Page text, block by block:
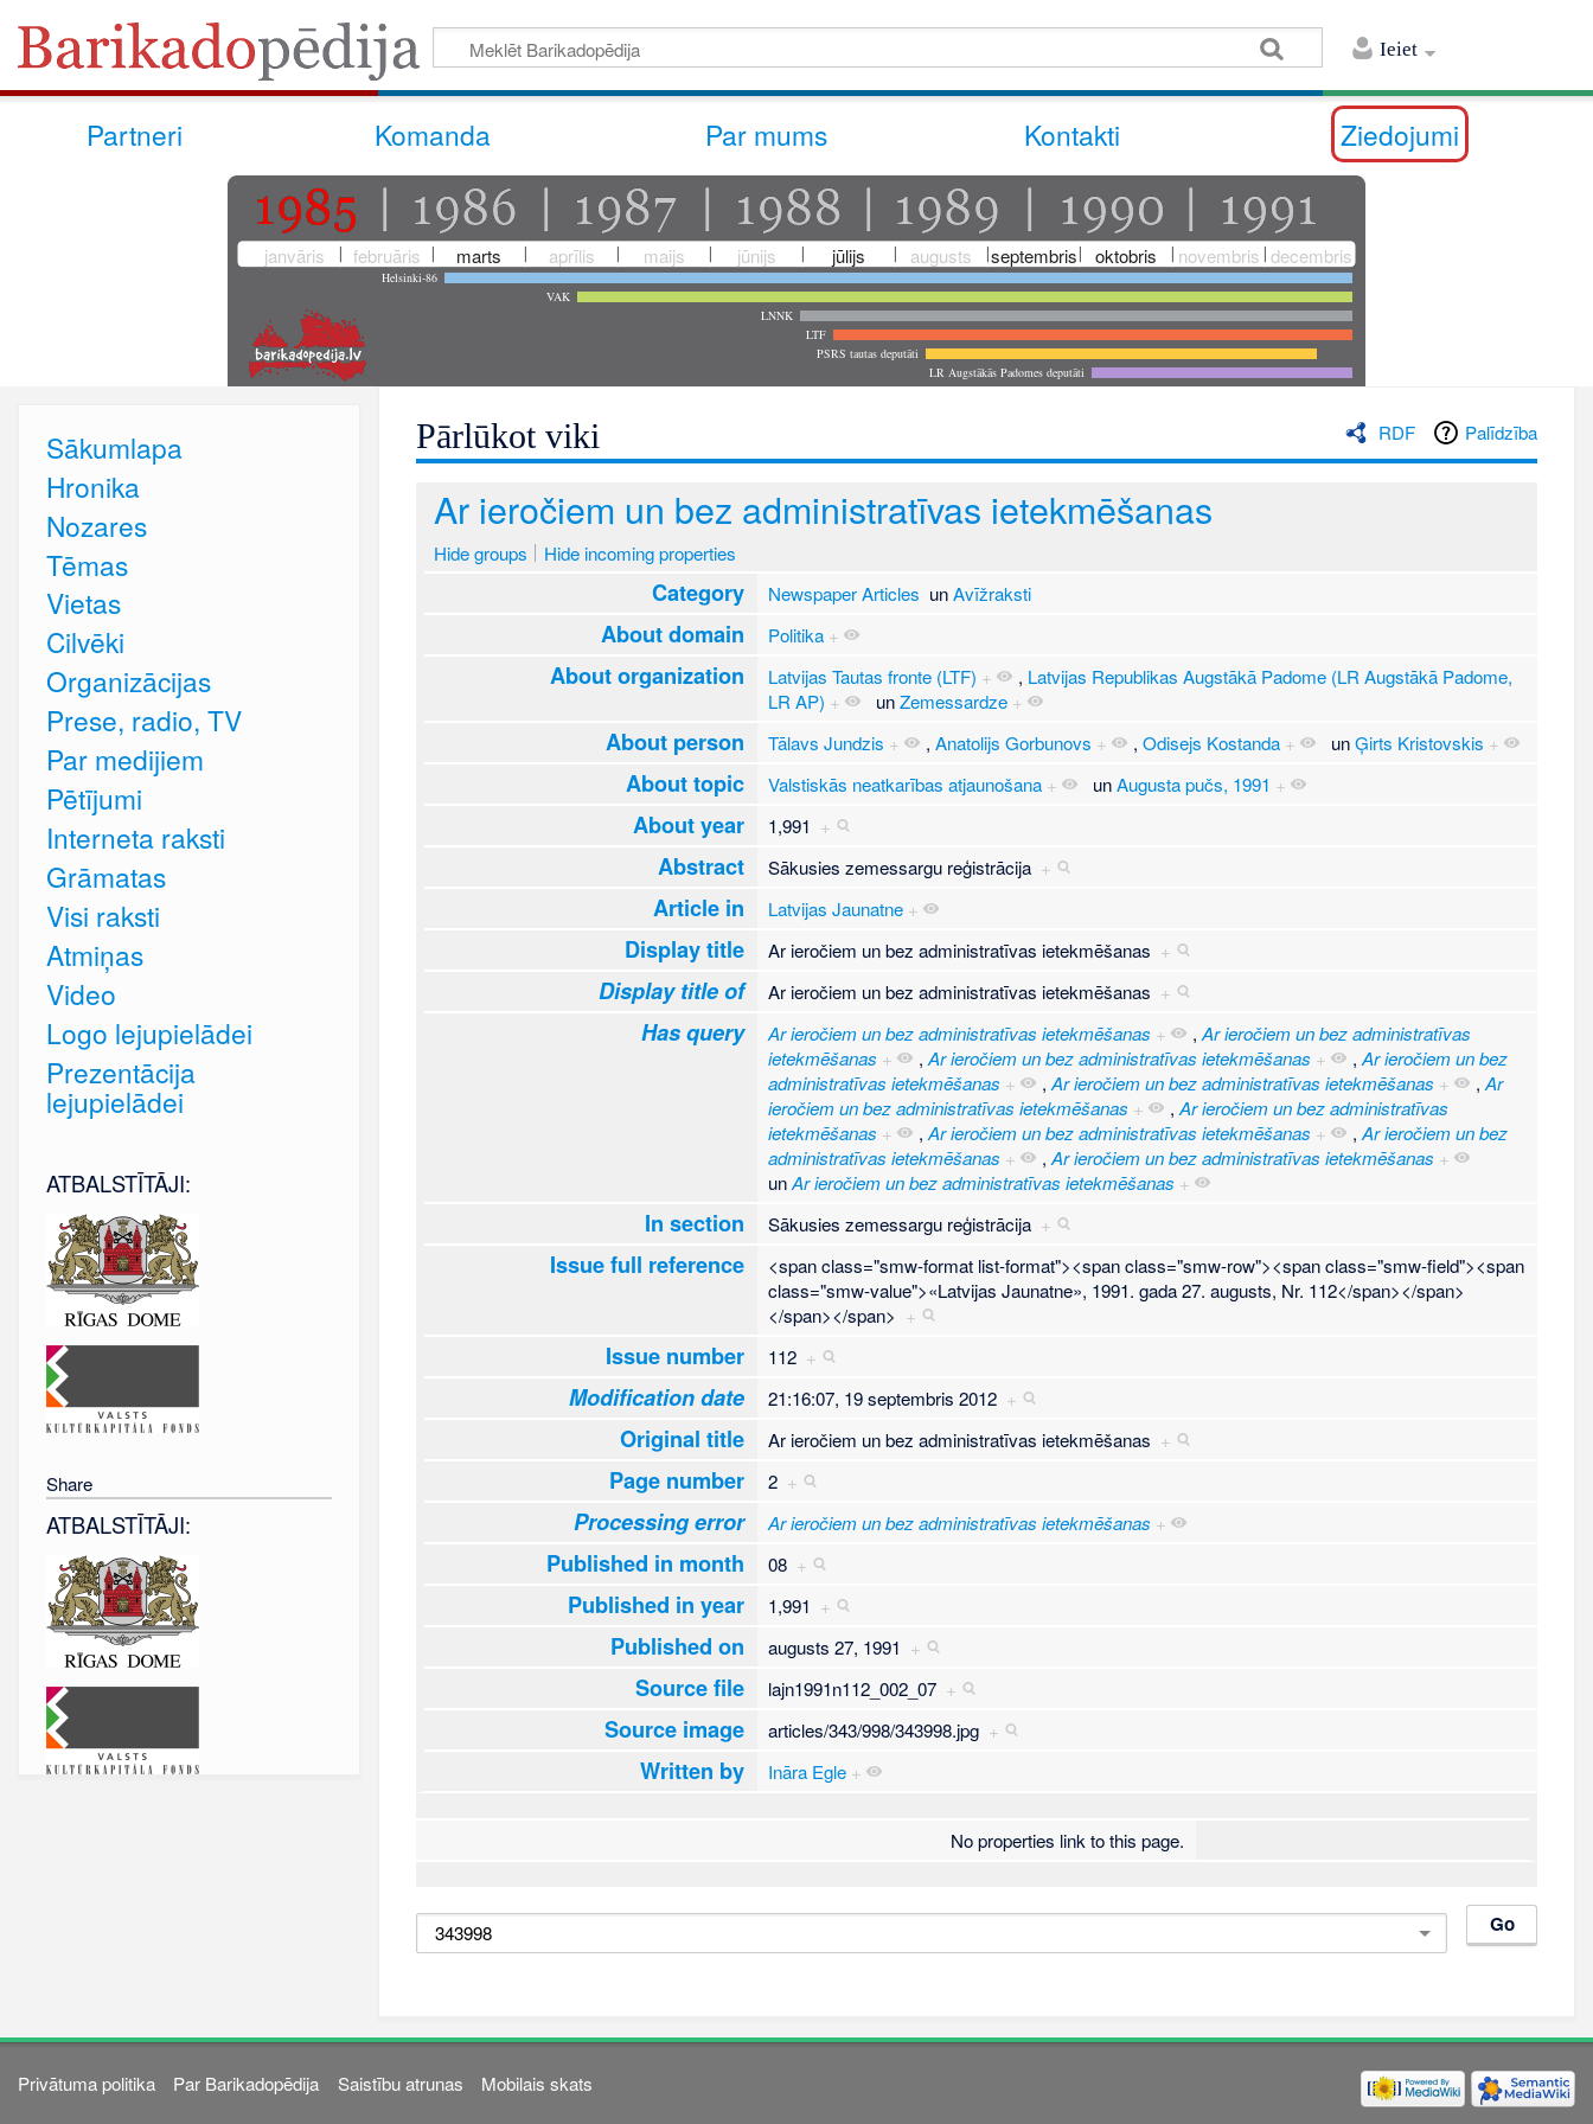
Ieiet
Partneri Komanda Par mums Kontakti Ziedojumi
janvāris februāris marts aprīlis maijs jūnijs jūlijs augusts septembris oktobris novembris decembris
Helsinki-86
VAK
LNNK
LTF
PSRS tautas deputāti
LR Augstākās Padomes deputāti
RDF Palīdzība
Pārlūkot viki
Ar ieročiem un bez administratīvas ietekmēšanas
Hide groups Hide incoming properties
Category Newspaper Articles unAvīžraksti
About domain Politika +
About organization Latvijas Tautas fronte (LTF) + , Latvijas Republikas Augstākā Padome (LR Augstākā Padome,
LR AP) + unZemessardze +
About person Tālavs Jundzis + , Anatolijs Gorbunovs + , Odisejs Kostanda + unĢirts Kristovskis +
About topic Valstiskās neatkarības atjaunošana + unAugusta pučs, 1991 +
About year 1,991 +
Abstract Sākusies zemessargu reģistrācija +
Article in Latvijas Jaunatne +
Display title Ar ieročiem un bez administratīvas ietekmēšanas +
Display title of Ar ieročiem un bez administratīvas ietekmēšanas +
Has query Ar ieročiem un bez administratīvas ietekmēšanas + , Ar ieročiem un bez administratīvas
ietekmēšanas + , Ar ieročiem un bez administratīvas ietekmēšanas + , Ar ieročiem un bez
administratīvas ietekmēšanas + , Ar ieročiem un bez administratīvas ietekmēšanas + , Ar
ieročiem un bez administratīvas ietekmēšanas + , Ar ieročiem un bez administratīvas
ietekmēšanas + , Ar ieročiem un bez administratīvas ietekmēšanas + , Ar ieročiem un bez
administratīvas ietekmēšanas + , Ar ieročiem un bez administratīvas ietekmēšanas +
unAr ieročiem un bez administratīvas ietekmēšanas +
In section Sākusies zemessargu reģistrācija +
Issue full reference
<span class="smw-format list-format"><span class="smw-row"><span class="smw-field"><span
class="smw-value">«Latvijas Jaunatne», 1991. gada 27. augusts, Nr. 112</span></span>
</span></span> +
Issue number 112 +
Modification date 21:16:07, 19 septembris 2012 +
Original title Ar ieročiem un bez administratīvas ietekmēšanas +
Page number 2 +
Processing error Ar ieročiem un bez administratīvas ietekmēšanas +
Published in month 08 +
Published in year 1,991 +
Published on augusts 27, 1991 +
Source file lajn1991n112_002_07 +
Source image articles/343/998/343998.jpg +
Written by Ināra Egle +
No properties link to this page.
Sākumlapa
Hronika
Nozares
Tēmas
Vietas
Cilvēki
Organizācijas
Prese, radio, TV
Par medijiem
Pētījumi
Interneta raksti
Grāmatas
Visi raksti
Atmiņas
Video
Logo lejupielādei
Prezentācija
lejupielādei
ATBALSTĪTĀJI:
Share
ATBALSTĪTĀJI:
Privātuma politika Par Barikadopēdija Saistību atrunas Mobilais skats